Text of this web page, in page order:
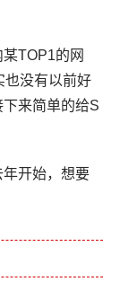
TOP1的网
也没有以前好
来简单的给S
年开始，想要